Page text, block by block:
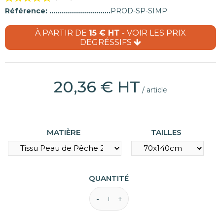
Référence: PROD-SP-SIMP
À PARTIR DE 15 € HT - VOIR LES PRIX
DEGRÉSSIFS
20,36 € HT / article
MATIÈRE TAILLES
QUANTITÉ